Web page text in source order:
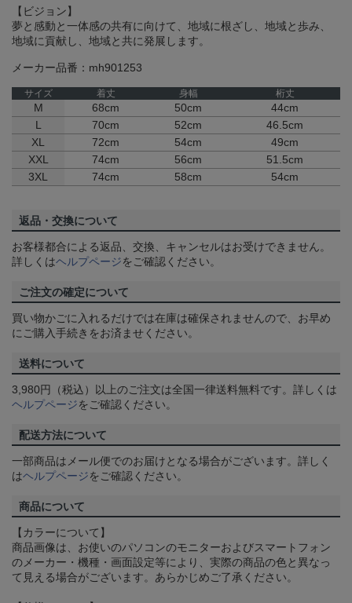
【ビジョン】
夢と感動と一体感の共有に向けて、地域に根ざし、地域と歩み、
地域に貢献し、地域と共に発展します。
メーカー品番：mh901253
サイズ 着丈 身幅 桁丈
M 68cm 50cm
44cm
L
70cm 52cm
46.5cm
XL
72cm 54cm
49cm
XXL
74cm 56cm
51.5cm
3XL
74cm 58cm 54cm
返品・交換について
お客様都合による返品、交換、キャンセルはお受けできません。
詳しくはヘルプページをご確認ください。
ご注文の確定について
買い物かごに入れるだけでは在庫は確保されませんので、お早め
にご購入手続きをお済ませください。
送料について
3,980円（税込）以上のご注文は全国一律送料無料です。詳しくは
ヘルプページをご確認ください。
配送方法について
一部商品はメール便でのお届けとなる場合がございます。詳しく
はヘルプページをご確認ください。
商品について
【カラーについて】
商品画像は、お使いのパソコンのモニターおよびスマートフォン
のメーカー・機種・画面設定等により、実際の商品の色と異なっ
て見える場合がございます。あらかじめご了承ください。